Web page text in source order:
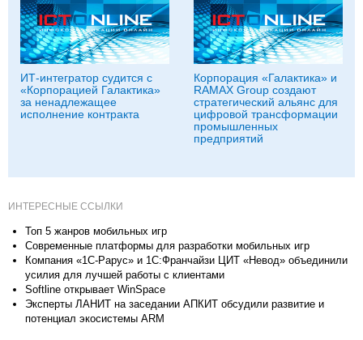
ИТ-интегратор судится с
«Корпорацией Галактика»
за ненадлежащее
исполнение контракта
Корпорация «Галактика» и
RAMAX Group создают
стратегический альянс для
цифровой трансформации
промышленных
предприятий
ИНТЕРЕСНЫЕ ССЫЛКИ
Топ 5 жанров мобильных игр
Современные платформы для разработки мобильных игр
Компания «1С-Рарус» и 1С:Франчайзи ЦИТ «Невод» объединили
усилия для лучшей работы с клиентами
Softline открывает WinSpace
Эксперты ЛАНИТ на заседании АПКИТ обсудили развитие и
потенциал экосистемы ARM